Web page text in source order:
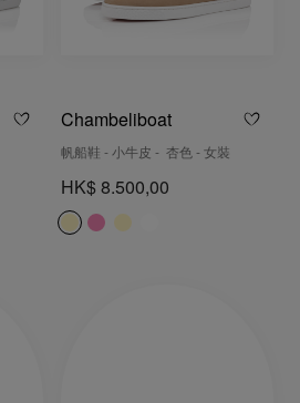
Chambeliboat
帆船鞋 - 小牛皮 - 杏色 - 女裝
HK$ 8.500,00